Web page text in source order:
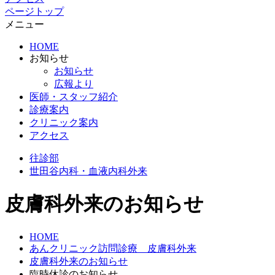
ページトップ
メニュー
HOME
お知らせ
お知らせ
広報より
医師・スタッフ紹介
診療案内
クリニック案内
アクセス
往診部
世田谷内科・血液内科外来
皮膚科外来のお知らせ
HOME
あんクリニック訪問診療 皮膚科外来
皮膚科外来のお知らせ